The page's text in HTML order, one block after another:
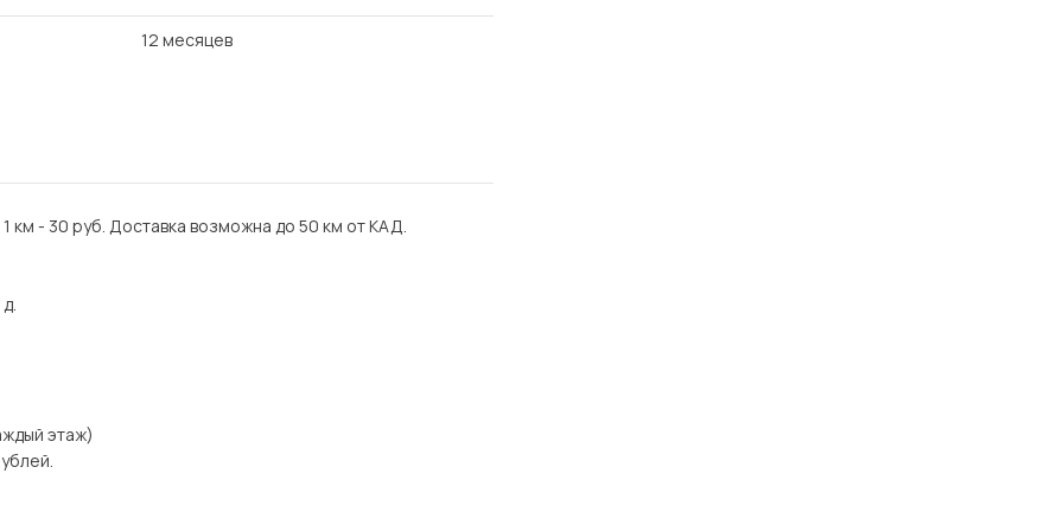
12 месяцев
км - 30 руб. Доставка возможна до 50 км от КАД.
этаж)